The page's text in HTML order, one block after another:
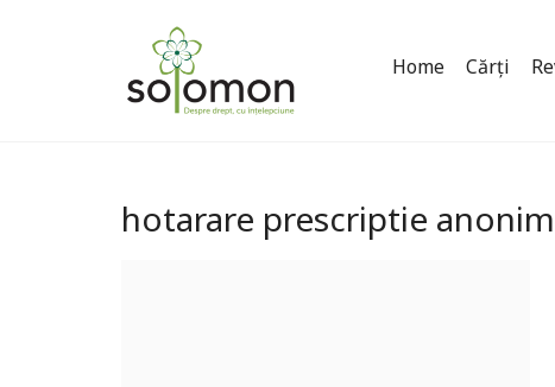
Home Cărți
hotarare prescriptie